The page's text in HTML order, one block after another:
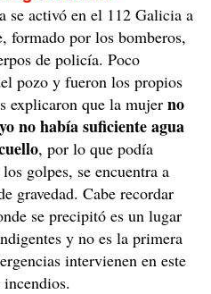
se activó en el 112 Galicia a
formado por los bomberos,
de policía. Poco
pozo y fueron los propios
explicaron que la mujer no
no había suficiente agua
, por lo que podía
los golpes, se encuentra a
gravedad. Cabe recordar
se precipitó es un lugar
y no es la primera
intervienen en este